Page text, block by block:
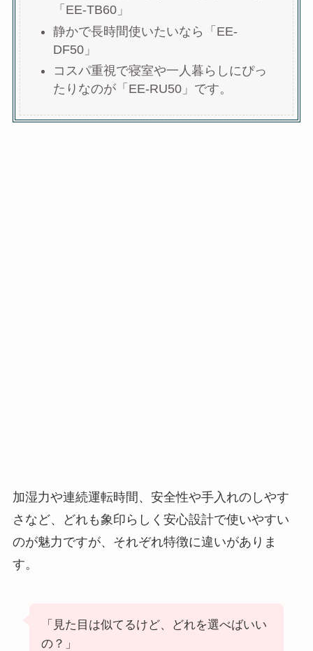
「EE-TB60」
静かで長時間使いたいなら「EE-
DF50」
コスパ重視で寝室や一人暮らしにぴっ
たりなのが「EE-RU50」です。
加湿力や連続運転時間、安全性や手入れのしやす
さなど、どれも象印らしく安心設計で使いやすい
のが魅力ですが、それぞれ特徴に違いがありま
す。
「見た目は似てるけど、どれを選べばいい
の？」